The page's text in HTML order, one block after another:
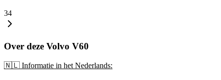
34
Over deze Volvo V60
🇳🇱 Informatie in het Nederlands: